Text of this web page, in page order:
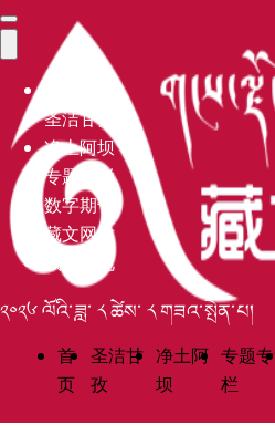
圣洁甘孜
净土阿坝
专题专栏
数字期刊
藏文网站
藏地文化
༢༠༢༦ ལོའི་ཟླ་ ༨ ཚེས་ ༨ གཟའ་སྤེན་པ།
首
页
圣洁甘
孜
净土阿
坝
专题专
栏